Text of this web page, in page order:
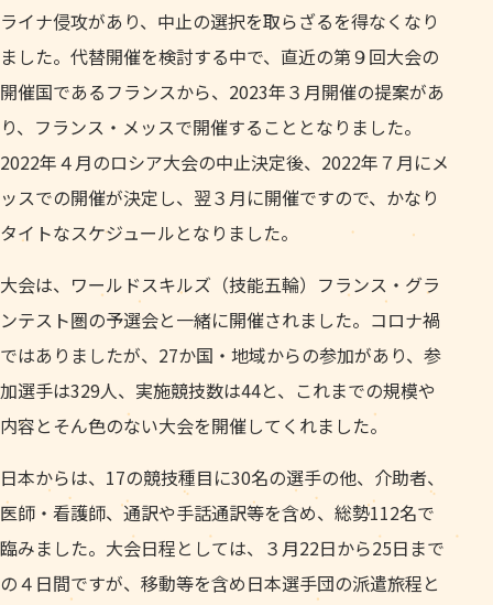
ライナ侵攻があり、中止の選択を取らざるを得なくなり
ました。代替開催を検討する中で、直近の第９回大会の
開催国であるフランスから、2023年３月開催の提案があ
り、フランス・メッスで開催することとなりました。
2022年４月のロシア大会の中止決定後、2022年７月にメ
ッスでの開催が決定し、翌３月に開催ですので、かなり
タイトなスケジュールとなりました。
大会は、ワールドスキルズ（技能五輪）フランス・グラ
ンテスト圏の予選会と一緒に開催されました。コロナ禍
ではありましたが、27か国・地域からの参加があり、参
加選手は329人、実施競技数は44と、これまでの規模や
内容とそん色のない大会を開催してくれました。
日本からは、17の競技種目に30名の選手の他、介助者、
医師・看護師、通訳や手話通訳等を含め、総勢112名で
臨みました。大会日程としては、３月22日から25日まで
の４日間ですが、移動等を含め日本選手団の派遣旅程と